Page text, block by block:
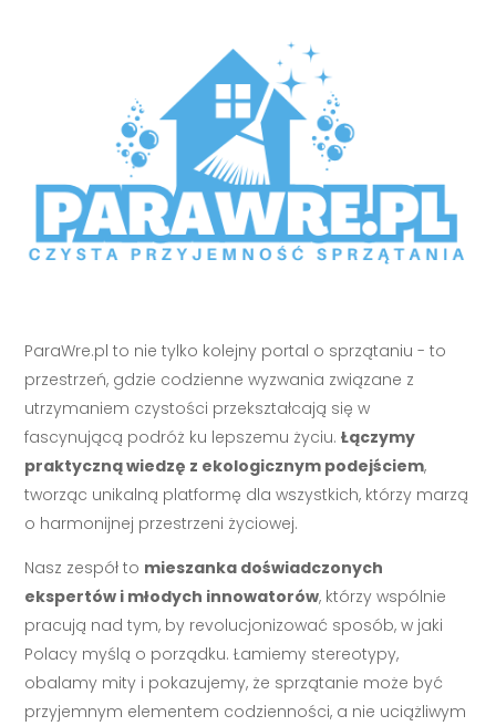
ParaWre.pl to nie tylko kolejny portal o sprzątaniu - to
przestrzeń, gdzie codzienne wyzwania związane z
utrzymaniem czystości przekształcają się w
fascynującą podróż ku lepszemu życiu.Łączymy
praktyczną wiedzę z ekologicznym podejściem,
tworząc unikalną platformę dla wszystkich, którzy marzą
o harmonijnej przestrzeni życiowej.
Nasz zespół to mieszanka doświadczonych
ekspertów i młodych innowatorów, którzy wspólnie
pracują nad tym, by revolucjonizować sposób, w jaki
Polacy myślą o porządku. Łamiemy stereotypy,
obalamy mity i pokazujemy, że sprzątanie może być
przyjemnym elementem codzienności, a nie uciążliwym